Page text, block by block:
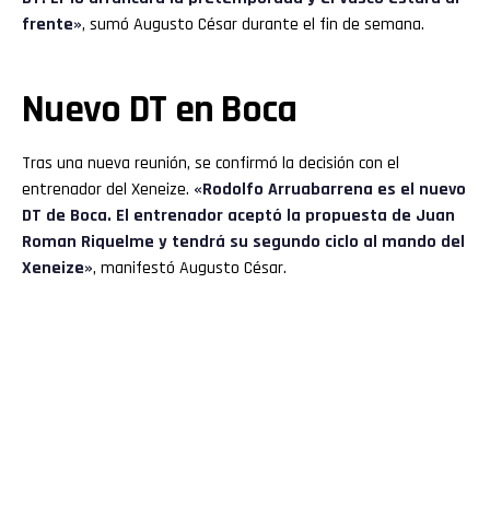
frente», sumó Augusto César durante el fin de semana.
Nuevo DT en Boca
Tras una nueva reunión, se confirmó la decisión con el
entrenador del Xeneize. «Rodolfo Arruabarrena es el nuevo
DT de Boca. El entrenador aceptó la propuesta de Juan
Roman Riquelme y tendrá su segundo ciclo al mando del
Xeneize», manifestó Augusto César.